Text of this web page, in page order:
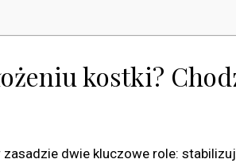
kostki?
dwie kluczowe role: